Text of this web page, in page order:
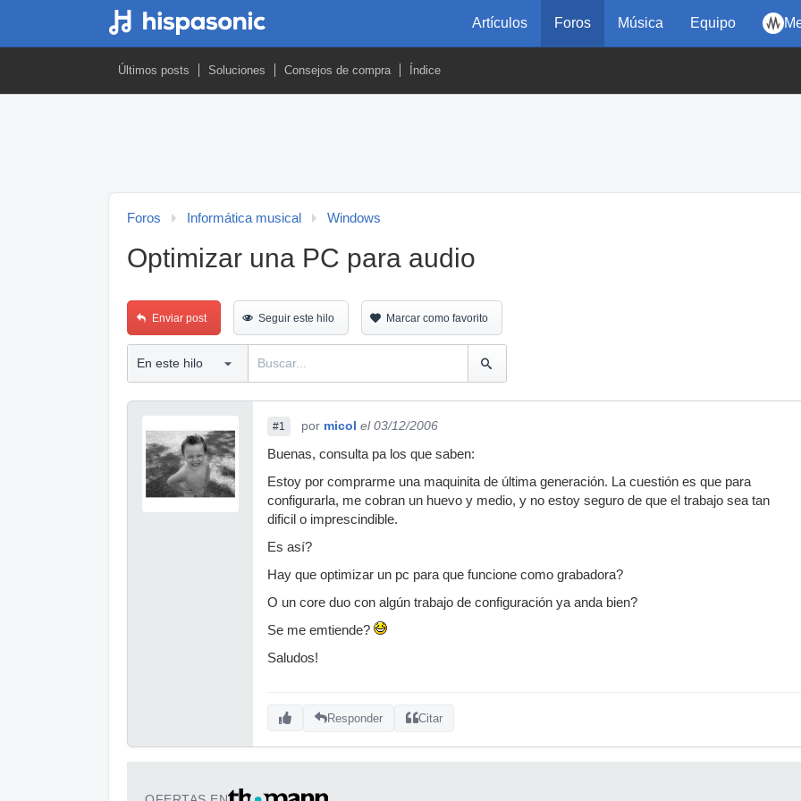
Artículos Foros Música Equipo
Últimos posts Soluciones Consejos de compra Índice
Foros Informática musical Windows
Optimizar una PC para audio
Enviar post Seguir este hilo Marcar como favorito
#1 por micol el 03/12/2006
Buenas, consulta pa los que saben:
Estoy por comprarme una maquinita de última generación. La cuestión es que para
configurarla, me cobran un huevo y medio, y no estoy seguro de que el trabajo sea tan
dificil o imprescindible.
Es así?
Hay que optimizar un pc para que funcione como grabadora?
O un core duo con algún trabajo de configuración ya anda bien?
Se me emtiende?
Saludos!
Responder Citar